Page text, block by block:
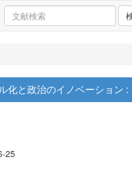
と政治のイノベーション :
25